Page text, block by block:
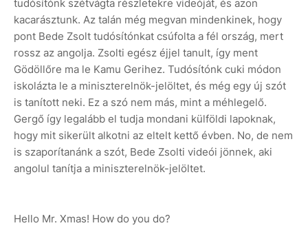
tudósítónk szétvágta részletekre videóját, és azon
kacarásztunk. Az talán még megvan mindenkinek, hogy
pont Bede Zsolt tudósítónkat csúfolta a fél ország, mert
rossz az angolja. Zsolti egész éjjel tanult, így ment
Gödöllőre ma le Kamu Gerihez. Tudósítónk cuki módon
iskolázta le a miniszterelnök-jelöltet, és még egy új szót
is tanított neki. Ez a szó nem más, mint a méhlegelő.
Gergő így legalább el tudja mondani külföldi lapoknak,
hogy mit sikerült alkotni az eltelt kettő évben. No, de nem
is szaporítanánk a szót, Bede Zsolti videói jönnek, aki
angolul tanítja a miniszterelnök-jelöltet.
Hello Mr. Xmas! How do you do?